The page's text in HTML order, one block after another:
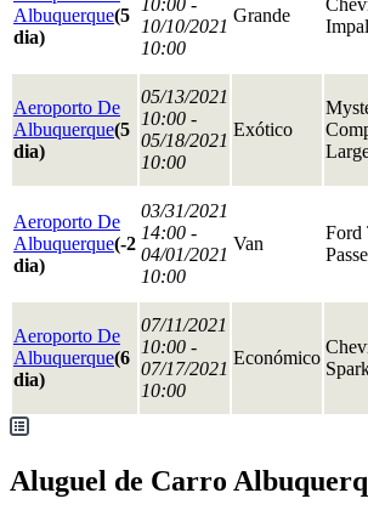
Albuquerque(5
dia)
10:00 -
10/10/2021
10:00
Grande
Aeroporto De
Albuquerque(5
dia)
05/13/2021
10:00 -
05/18/2021
10:00
Exótico
Aeroporto De
Albuquerque(-2
dia)
03/31/2021
14:00 -
04/01/2021
10:00
Van
Ford
Aeroporto De
Albuquerque(6
dia)
07/11/2021
10:00 -
07/17/2021
10:00
Económico
Aluguel de Carro